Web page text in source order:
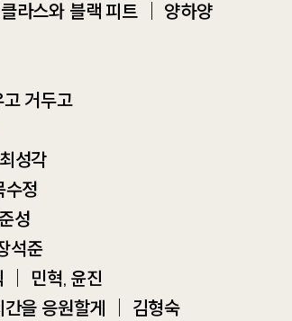
라스와 블랙 피트 ｜ 양하양
거두고
성각
수정
성
석준
｜ 민혁, 윤진
을 응원할게 ｜ 김형숙